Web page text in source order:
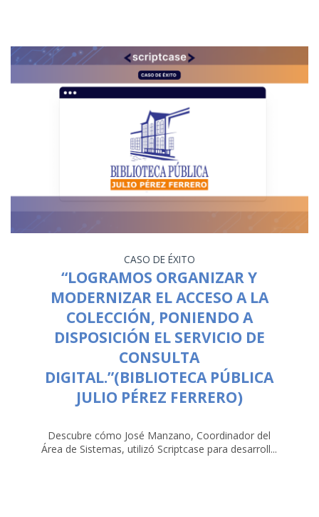
CASO DE ÉXITO
“LOGRAMOS ORGANIZAR Y
MODERNIZAR EL ACCESO A LA
COLECCIÓN, PONIENDO A
DISPOSICIÓN EL SERVICIO DE
CONSULTA
DIGITAL.”(BIBLIOTECA PÚBLICA
JULIO PÉREZ FERRERO)
Descubre cómo José Manzano, Coordinador del
Área de Sistemas, utilizó Scriptcase para desarroll...